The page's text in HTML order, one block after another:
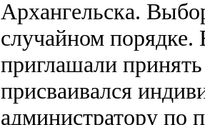
Архангельска.
случайном порядке.
приглашали принять
присваивался
администратору